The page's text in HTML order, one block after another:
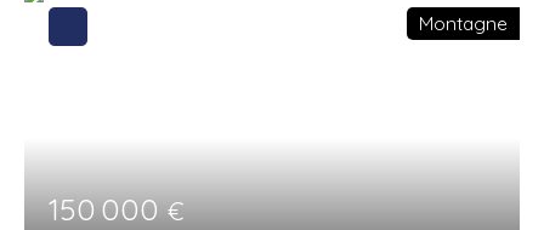
150 000€
Montagne